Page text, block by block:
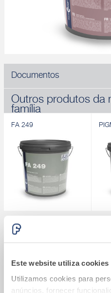
Este website utiliza cookies
Utilizamos cookies para
anúncios, fornecer
Documentos
Outros produtos da
família
FA 249
FA 249
Primário para sistemas
Sistema Fassatherm